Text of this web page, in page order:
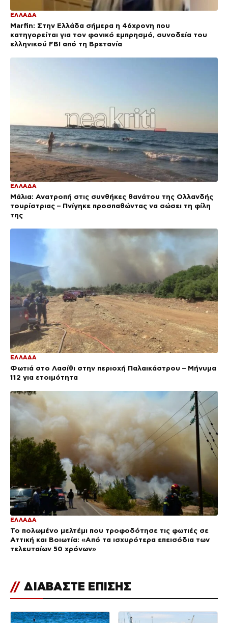
ΕΛΛΑΔΑ
Marfin: Στην Ελλάδα σήμερα η 46χρονη που
κατηγορείται για τον φονικό εμπρησμό, συνοδεία του
ελληνικού FBI από τη Βρετανία
ΕΛΛΑΔΑ
Μάλια: Ανατροπή στις συνθήκες θανάτου της Ολλανδής
τουρίστριας – Πνίγηκε προσπαθώντας να σώσει τη φίλη
της
ΕΛΛΑΔΑ
Φωτιά στο Λασίθι στην περιοχή Παλαικάστρου – Μήνυμα
112 για ετοιμότητα
ΕΛΛΑΔΑ
Το πολωμένο μελτέμι που τροφοδότησε τις φωτιές σε
Αττική και Βοιωτία: «Από τα ισχυρότερα επεισόδια των
τελευταίων 50 χρόνων»
// ΔΙΑΒΑΣΤΕ ΕΠΙΣΗΣ